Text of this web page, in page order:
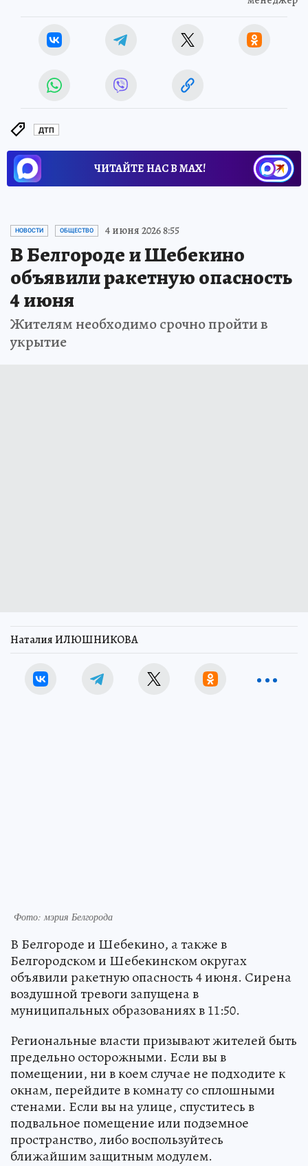
ДТП
ЧИТАЙТЕ НАС В МАХ!
НОВОСТИ ОБЩЕСТВО 4 июня 2026 8:55
В Белгороде и Шебекино
объявили ракетную опасность
4 июня
Жителям необходимо срочно пройти в
укрытие
Наталия ИЛЮШНИКОВА
Фото: мэрия Белгорода
В Белгороде и Шебекино, а также в
Белгородском и Шебекинском округах
объявили ракетную опасность 4 июня. Сирена
воздушной тревоги запущена в
муниципальных образованиях в 11:50.
Региональные власти призывают жителей быть
предельно осторожными. Если вы в
помещении, ни в коем случае не подходите к
окнам, перейдите в комнату со сплошными
стенами. Если вы на улице, спуститесь в
подвальное помещение или подземное
пространство, либо воспользуйтесь
ближайшим защитным модулем.